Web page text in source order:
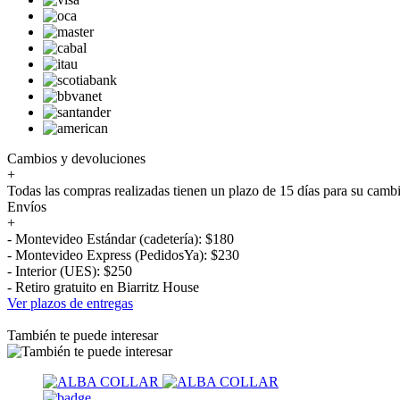
Cambios y devoluciones
+
Todas las compras realizadas tienen un plazo de 15 días para su
Envíos
+
- Montevideo Estándar (cadetería): $180
- Montevideo Express (PedidosYa): $230
- Interior (UES): $250
- Retiro gratuito en Biarritz House
Ver plazos de entregas
También te puede interesar